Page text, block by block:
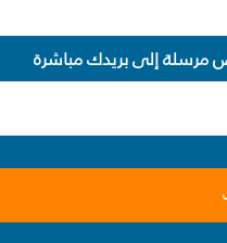
إلى بريدك مباشرة